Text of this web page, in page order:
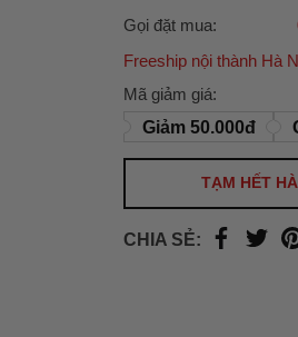
Gọi đặt mua:
Freeship nội thành Hà
Ưu đãi dành
Miễn phí giao hàng
Hồ Chí Minh).
thành
Hồ Chí Minh
trong ngày hoặc
Mã giảm giá:
Giảm 50.000đ
TẠM HẾT
CHIA SẺ: